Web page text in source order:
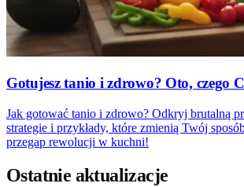
Gotujesz tanio i zdrowo? Oto, czego
Jak gotować tanio i zdrowo? Odkryj brutalną
strategie i przykłady, które zmienią Twój
przegap rewolucji w kuchni!
Ostatnie aktualizacje